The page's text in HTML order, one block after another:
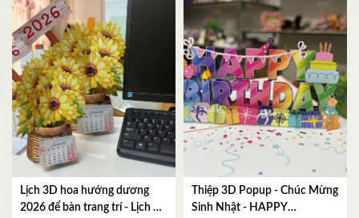
Lịch 3D hoa hướng dương
2026 để bàn trang trí - Lịch để
Thiệp 3D Popup - Chúc Mừng
Sinh Nhật - HAPPY